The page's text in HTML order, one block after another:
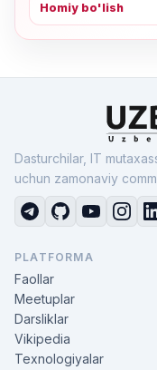
Homiy bo'lish
Dasturchilar, IT
uchun zamonaviy
PLATFORMA
Faollar
Meetuplar
Darsliklar
Vikipedia
Texnologiyalar